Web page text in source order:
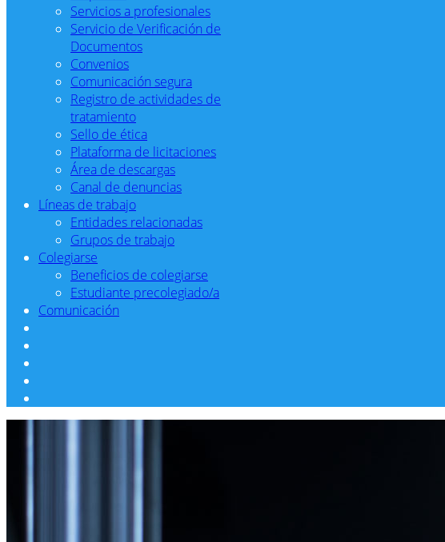
Servicios a profesionales
Servicio de Verificación de
Documentos
Convenios
Comunicación segura
Registro de actividades de
tratamiento
Sello de ética
Plataforma de licitaciones
Área de descargas
Canal de denuncias
Líneas de trabajo
Entidades relacionadas
Grupos de trabajo
Colegiarse
Beneficios de colegiarse
Estudiante precolegiado/a
Comunicación